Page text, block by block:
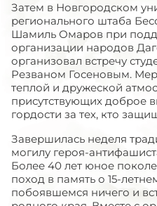
Затем в Новгородском
регионального штаба
Шамиль Омаров при
организации народов
организовал встречу
Резваном Госеновым.
теплой и дружеской
присутствующих доброе
гордости за тех, кто
Завершилась неделя
могилу героя-
Более 40 лет юное
поход в память о 15-
побоявшемся ничего и